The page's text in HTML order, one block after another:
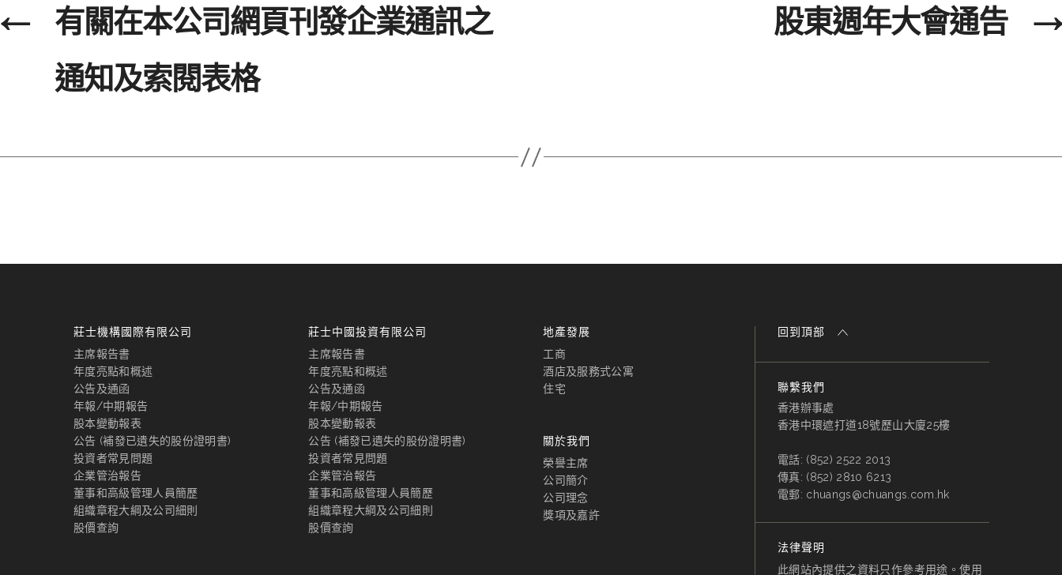
←
有關在本公司網頁刊發企業通訊之
通知及索閱表格
→
股東週年大會通告
莊士機構國際有限公司
主席報告書
年度亮點和概述
公告及通函
年報/中期報告
股本變動報表
公告 (補發已遺失的股份證明書)
投資者常見問題
企業管治報告
董事和高級管理人員簡歷
組織章程大綱及公司細則
股價查詢
莊士中國投資有限公司
主席報告書
年度亮點和概述
公告及通函
年報/中期報告
股本變動報表
公告 (補發已遺失的股份證明書)
投資者常見問題
企業管治報告
董事和高級管理人員簡歷
組織章程大綱及公司細則
股價查詢
地產發展
工商
酒店及服務式公寓
住宅
關於我們
榮譽主席
公司簡介
公司理念
獎項及嘉許
回到頂部
聯繫我們
香港辦事處
香港中環遮打道18號歷山大廈25樓
電話: (852) 2522 2013
傳真: (852) 2810 6213
電郵: chuangs@chuangs.com.hk
法律聲明
此網站內提供之資料只作參考用途。使用